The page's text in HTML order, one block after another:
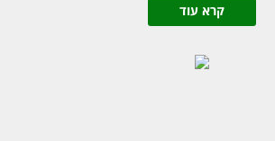
קרא עוד